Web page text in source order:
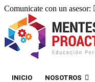
Comunicate con un asesor:
INICIO NOSOTROS